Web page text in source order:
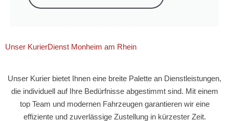
Unser KurierDienst Monheim am Rhein
Unser Kurier bietet Ihnen eine breite Palette an Dienstleistungen,
die individuell auf Ihre Bedürfnisse abgestimmt sind. Mit einem
top Team und modernen Fahrzeugen garantieren wir eine
effiziente und zuverlässige Zustellung in kürzester Zeit.